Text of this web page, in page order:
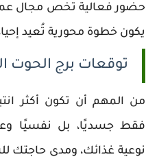
حضور فعالية تخص مجال
يكون خطوة محورية تُعيد
توقعات برج الحوت
من المهم أن تكون أكثر
فقط جسديًا، بل نفسيًا
نوعية غذائك، ومدى حاجتك